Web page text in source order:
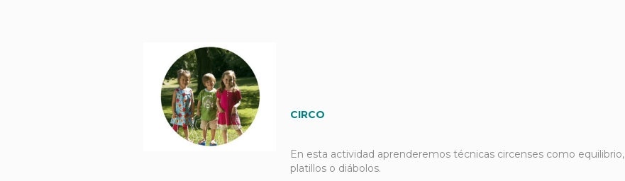
CIRCO
En esta actividad aprenderemos técnicas circenses como equilibrio,
platillos o diábolos.